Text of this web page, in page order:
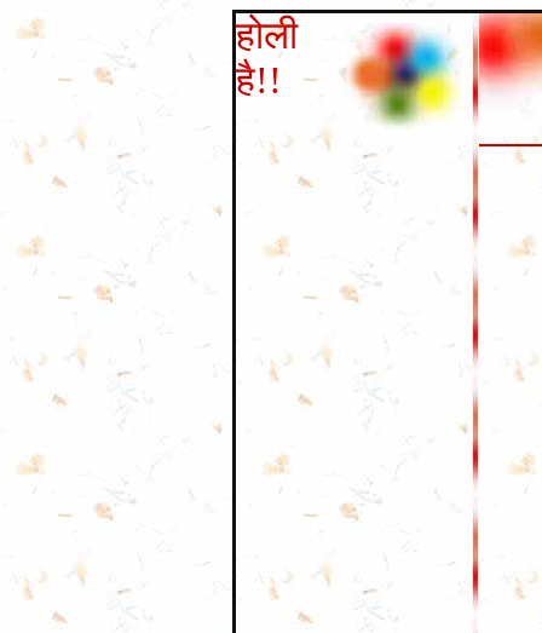
होली
है!!